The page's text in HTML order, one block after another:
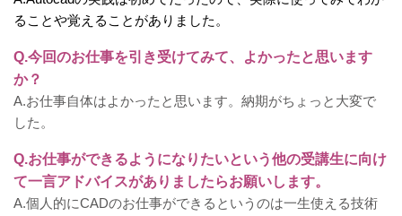
ることや覚えることがありました。
Q.今回のお仕事を引き受けてみて、よかったと思います
か？
A.お仕事自体はよかったと思います。納期がちょっと大変で
した。
Q.お仕事ができるようになりたいという他の受講生に向け
て一言アドバイスがありましたらお願いします。
A.個人的にCADのお仕事ができるというのは一生使える技術